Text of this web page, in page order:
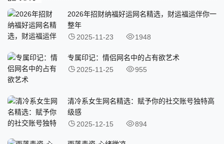
2026年招财纳福好运网名精选，财运福运伴你一
整年
2025-11-23
1948
专属印记：情侣网名中的占有欲艺术
2025-11-25
955
清冷系女生网名精选：赋予你的社交账号独特高
级感
2025-12-15
894